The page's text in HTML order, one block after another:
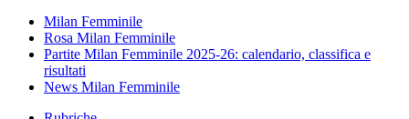
Milan Femminile
Rosa Milan Femminile
Partite Milan Femminile 2025-26: calendario, classifica e
risultati
News Milan Femminile